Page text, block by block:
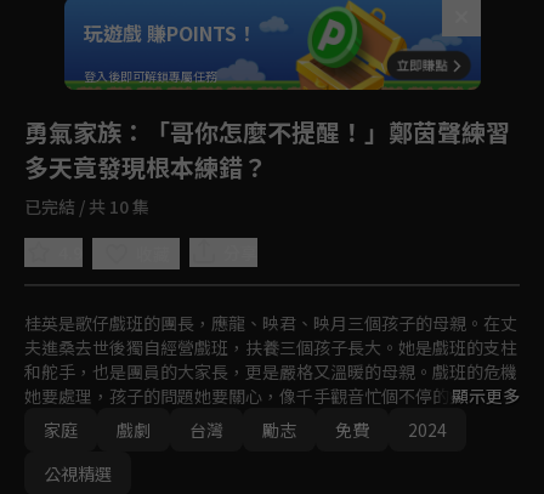
Unmute
玩遊戲 賺POINTS！
登入後即可解鎖專屬任務
勇氣家族 ：「哥你怎麼不提醒！」鄭茵聲練習
多天竟發現根本練錯？
已完結 / 共 10 集
桂英是歌仔戲班的團長，應龍、映君、映月三個孩子的母親。在丈
夫進桑去世後獨自經營戲班，扶養三個孩子長大。她是戲班的支柱
和舵手，也是團員的大家長，更是嚴格又溫暖的母親。戲班的危機
她要處理，孩子的問題她要關心，像千手觀音忙個不停的她，終於
不敵長期身心勞累病倒了。強人也有脆弱的時刻，以前只會拼命付
出的她，終於也懂得放手與信任更需要勇氣。
顯示更多
家庭
戲劇 台灣 勵志 免費
2024
公視精選